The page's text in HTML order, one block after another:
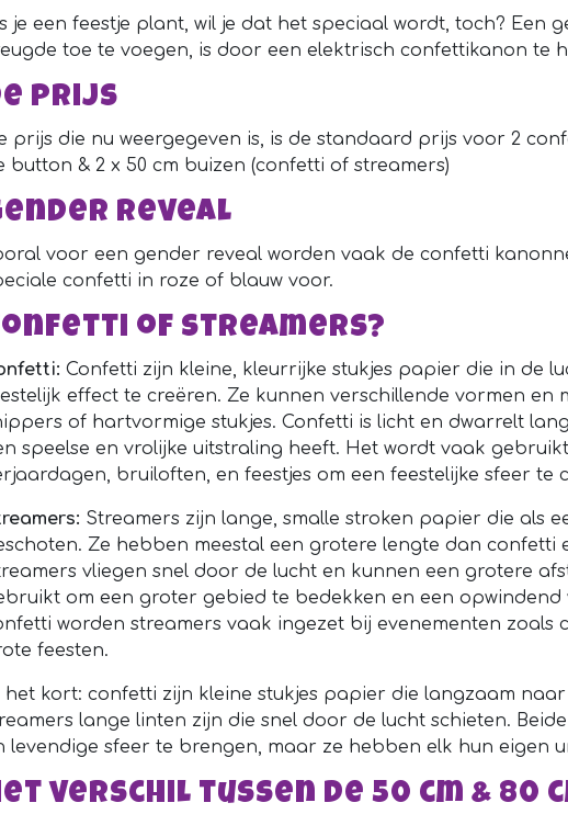
je een feestje plant, wil je dat het speciaal wordt, toch? Een
toe te voegen, is door een elektrisch confettikanon te
prijs
prijs die nu weergegeven is, is de standaard prijs voor 2
button & 2 x 50 cm buizen (confetti of streamers)
reveal
voor een gender reveal worden vaak de confetti
confetti in roze of blauw voor.
of streamers?
Confetti zijn kleine, kleurrijke stukjes papier die in de
effect te creëren. Ze kunnen verschillende vormen en
of hartvormige stukjes. Confetti is licht en dwarrelt
speelse en vrolijke uitstraling heeft. Het wordt vaak
bruiloften, en feestjes om een feestelijke sfeer te
Streamers zijn lange, smalle stroken papier die als
Ze hebben meestal een grotere lengte dan confetti
vliegen snel door de lucht en kunnen een grotere
om een groter gebied te bedekken en een opwindend
worden streamers vaak ingezet bij evenementen zoals
feesten.
het kort: confetti zijn kleine stukjes papier die langzaam
lange linten zijn die snel door de lucht schieten.
levendige sfeer te brengen, maar ze hebben elk hun eigen
verschil tussen de 50 cm & 80